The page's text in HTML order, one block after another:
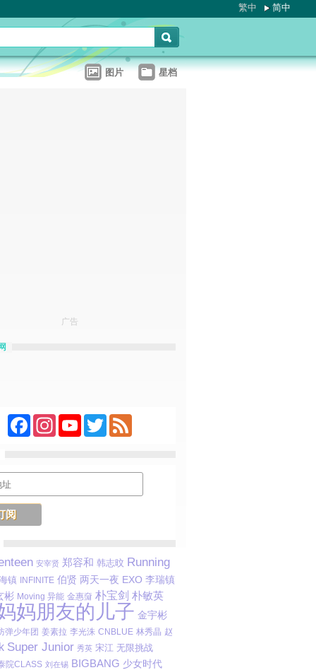
繁中 简中
图片 星档
广告
FacebookInstagramYouTubeTwitterFeed
安宰贤 郑容和 韩志旼 Running
镇 INFINITE 伯贤 两天一夜 EXO 李瑞镇
彬 Moving 异能 金惠奫 朴宝剑 朴敏英
妈朋友的儿子 金宇彬
弹少年团 姜素拉 李光洙 CNBLUE 林秀晶 赵
Super Junior 秀英 宋江 无限挑战
院CLASS 刘在锡 BIGBANG 少女时代